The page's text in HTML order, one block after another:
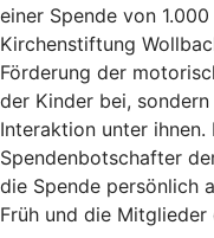
einer Spende von
Kirchenstiftung
Förderung der
der Kinder bei,
Interaktion unter ihnen.
Spendenbotschafter
die Spende persönlich
Früh und die